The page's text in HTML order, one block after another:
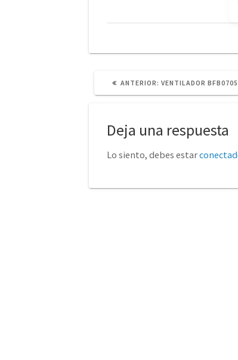
ANTERIOR: POST
VENTILADOR
Deja una respuesta
Lo siento, debes estar